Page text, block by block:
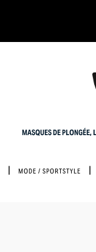
MASQUES DE PLONGÉE,
MODE / SPORTSTYLE